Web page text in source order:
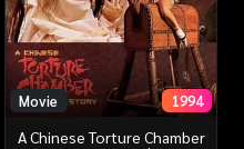
Movie 1994
A Chinese Torture Chamber